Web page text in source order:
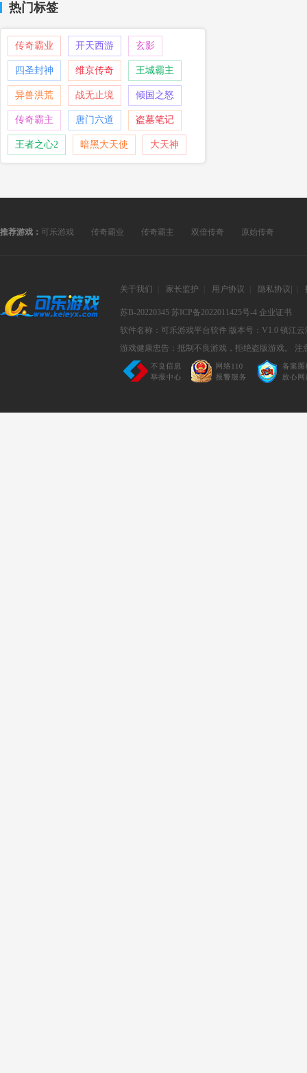
热门标签
传奇霸业 开天西游 玄影
四圣封神 维京传奇 王城霸主
异兽洪荒 战无止境 倾国之怒
传奇霸主 唐门六道 盗墓笔记
王者之心2 暗黑大天使 大天神
推荐游戏： 可乐游戏 传奇霸业 传奇霸主 双倍传奇 原始传奇
关于我们 家长监护 用户协议 隐私协议
苏B-20220345 苏ICP备2022011425号-4 企业证书
软件名称：可乐游戏平台软件 版本号：V1.0 镇江云
游戏健康忠告：抵制不良游戏，拒绝盗版游戏。